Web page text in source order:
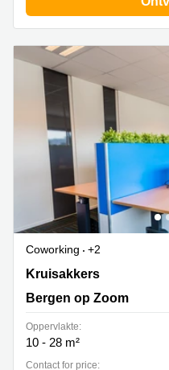
Coworking
+2
Kruisakkers 2, Bergen op
Kruisakkers
Bergen op Zoom
Oppervlakte:
10 - 28 m²
Contact for price: